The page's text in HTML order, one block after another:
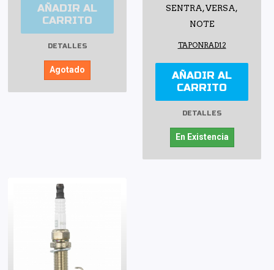
AÑADIR AL
CARRITO
DETALLES
Agotado
SENTRA, VERSA,
NOTE
TAPONRAD12
AÑADIR AL
CARRITO
DETALLES
En Existencia